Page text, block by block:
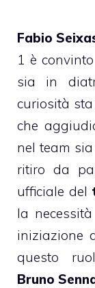
Fabio
1 è
sia in
curiosità sta
che
nel team
ritiro da
ufficiale del
la
iniziazione
questo
Bruno